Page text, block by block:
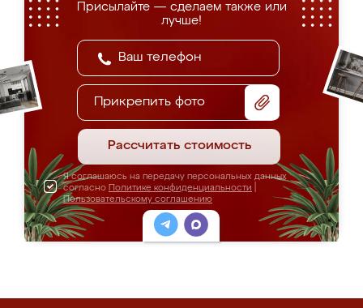
Присылайте — сделаем также или
лучше!
Прикрепить фото
Рассчитать стоимость
Я соглашаюсь на передачу персональных данных
согласно Политике конфиденциальности
Пользовательскому соглашению